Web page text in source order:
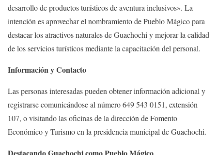
desarrollo de productos turísticos de aventura inclusivos». La
intención es aprovechar el nombramiento de Pueblo Mágico para
destacar los atractivos naturales de Guachochi y mejorar la calidad
de los servicios turísticos mediante la capacitación del personal.
Información y Contacto
Las personas interesadas pueden obtener información adicional y
registrarse comunicándose al número 649 543 0151, extensión
107, o visitando las oficinas de la dirección de Fomento
Económico y Turismo en la presidencia municipal de Guachochi.
Destacando Guachochi como Pueblo Mágico